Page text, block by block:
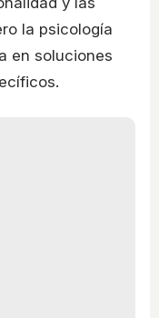
la psicología
en soluciones